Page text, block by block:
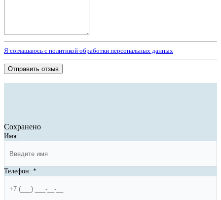
Я соглашаюсь с политикой обработки персональных данных
Отправить отзыв
Сохранено
Имя:
Телефон: *